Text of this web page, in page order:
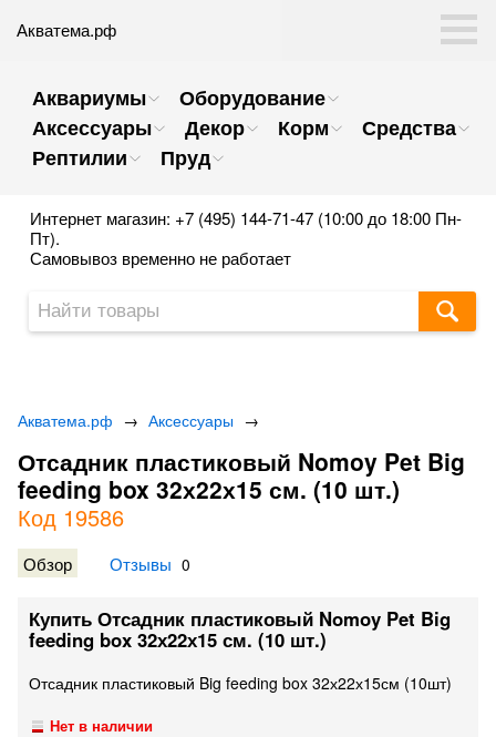
Акватема.рф
Аквариумы
Оборудование
Аксессуары
Декор Корм
Средства
Рептилии
Пруд
Интернет магазин: +7 (495) 144-71-47 (10:00 до 18:00 Пн-
Пт).
Самовывоз временно не работает
Акватема.рф → Аксессуары →
Отсадник пластиковый Nomoy Pet Big
feeding box 32х22х15 см. (10 шт.)
Код 19586
Обзор Отзывы 0
Купить Отсадник пластиковый Nomoy Pet Big
feeding box 32х22х15 см. (10 шт.)
Отсадник пластиковый Big feeding box 32х22х15см (10шт)
Нет в наличии